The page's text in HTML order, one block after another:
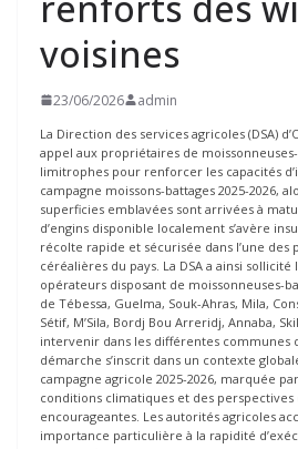
voisines
23/06/2026 admin
La Direction des services agricoles (DSA)
appel aux propriétaires de
limitrophes pour renforcer les capacités
campagne moissons-battages 2025-2026,
superficies emblavées sont arrivées à
d’engins disponible localement s’avère
récolte rapide et sécurisée dans l’une des
céréalières du pays. La DSA a ainsi
opérateurs disposant de moissonneuses-
de Tébessa, Guelma, Souk-Ahras, Mila,
Sétif, M’Sila, Bordj Bou Arreridj, Annaba,
intervenir dans les différentes communes
démarche s’inscrit dans un contexte
campagne agricole 2025-2026, marquée
conditions climatiques et des
encourageantes. Les autorités agricoles
importance particulière à la rapidité